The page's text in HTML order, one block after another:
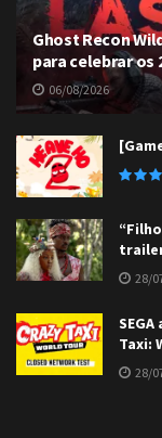
Ghost Recon
para celebrar os
06/08/2026
28/
Taxi:
28/